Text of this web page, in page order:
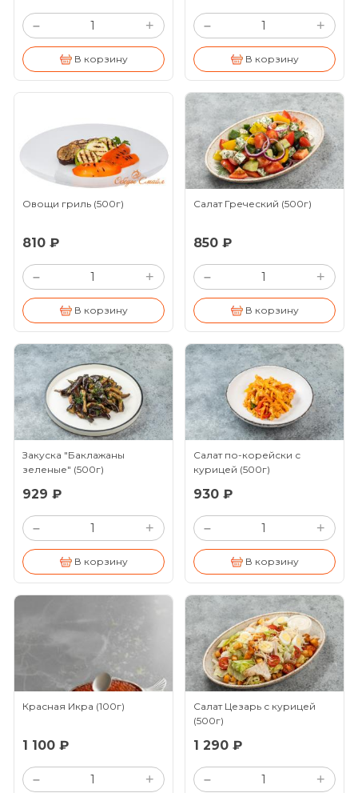
– +
В корзину
– +
В корзину
Овощи гриль (500г)
810 ₽
– +
В корзину
Салат Греческий (500г)
850 ₽
– +
В корзину
Закуска "Баклажаны
зеленые" (500г)
929 ₽
– +
В корзину
Салат по-корейски с
курицей (500г)
930 ₽
– +
В корзину
Красная Икра (100г)
1 100 ₽
– +
Салат Цезарь с курицей
(500г)
1 290 ₽
– +